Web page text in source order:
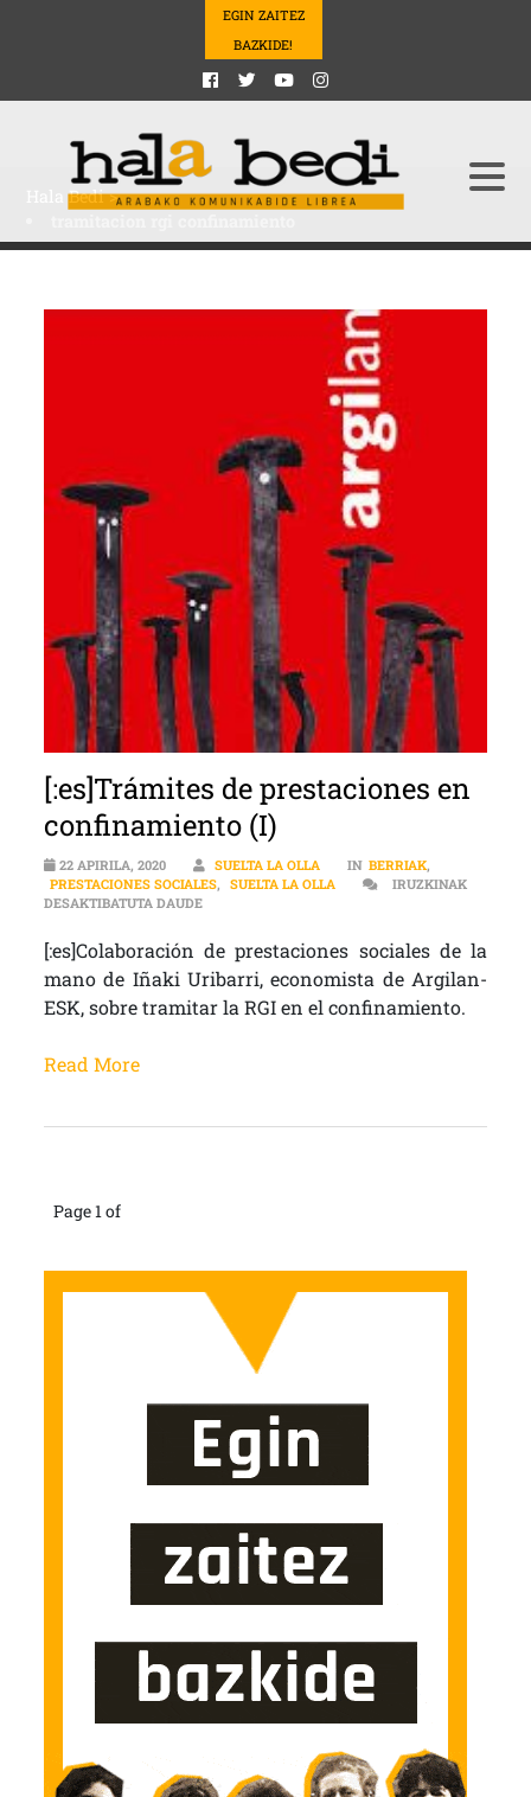
EGIN ZAITEZ
BAZKIDE!
Hala Bedi>
[:es]Trámites de prestaciones en
confinamiento (I)
22 APIRILA, 2020 SUELTA LA OLLA IN BERRIAK,
PRESTACIONES SOCIALES, SUELTA LA OLLA
IRUZKINAK
DESAKTIBATUTA DAUDE[:ES]TRÁMITES DE PRESTACIONES EN
[:es]Colaboración de prestaciones sociales de la
mano de Iñaki Uribarri, economista de Argilan-
ESK, sobre tramitar la RGI en el confinamiento.
Read More
Page 1 of